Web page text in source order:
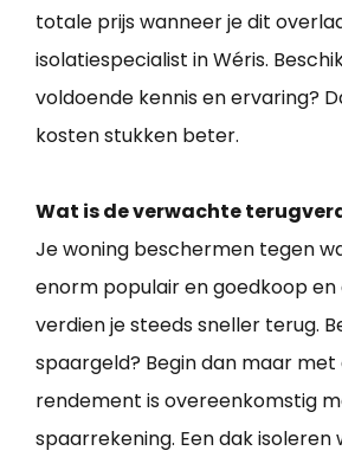
totale prijs wanneer je dit
isolatiespecialist in Wéris.
voldoende kennis en ervaring?
kosten stukken beter.
Wat is de verwachte
Je woning beschermen tegen
enorm populair en goedkoop
verdien je steeds sneller terug.
spaargeld? Begin dan maar met
rendement is overeenkomstig
spaarrekening. Een dak